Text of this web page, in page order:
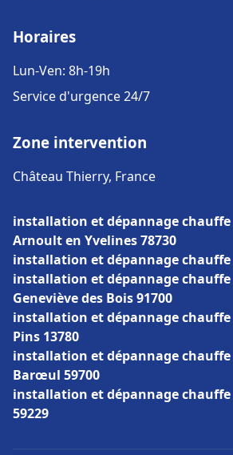
Horaires
Lun-Ven: 8h-19h
Service d'urgence 24/7
Zone intervention
Château Thierry, France
installation et dépannage chauffe
Arnoult en Yvelines 78730
installation et dépannage chauffe
installation et dépannage chauffe
Geneviève des Bois 91700
installation et dépannage chauffe
Pins 13780
installation et dépannage chauffe
Barœul 59700
installation et dépannage chauffe
59229